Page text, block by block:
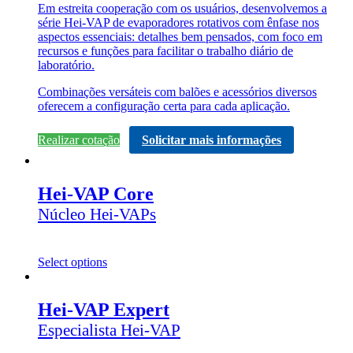
Em estreita cooperação com os usuários, desenvolvemos a
série Hei-VAP de evaporadores rotativos com ênfase nos
aspectos essenciais: detalhes bem pensados, com foco em
recursos e funções para facilitar o trabalho diário de
laboratório.
Combinações versáteis com balões e acessórios diversos
oferecem a configuração certa para cada aplicação.
Realizar cotação Solicitar mais informações
Hei-VAP Core
Núcleo Hei-VAPs
Select options
Hei-VAP Expert
Especialista Hei-VAP